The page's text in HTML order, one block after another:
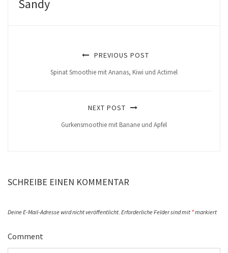
Sandy
PREVIOUS POST
Spinat Smoothie mit Ananas, Kiwi und Actimel
NEXT POST
Gurkensmoothie mit Banane und Apfel
SCHREIBE EINEN KOMMENTAR
Deine E-Mail-Adresse wird nicht veröffentlicht. Erforderliche Felder sind mit *markiert
Comment